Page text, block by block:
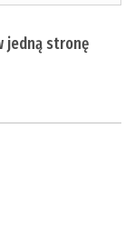
jedną stronę